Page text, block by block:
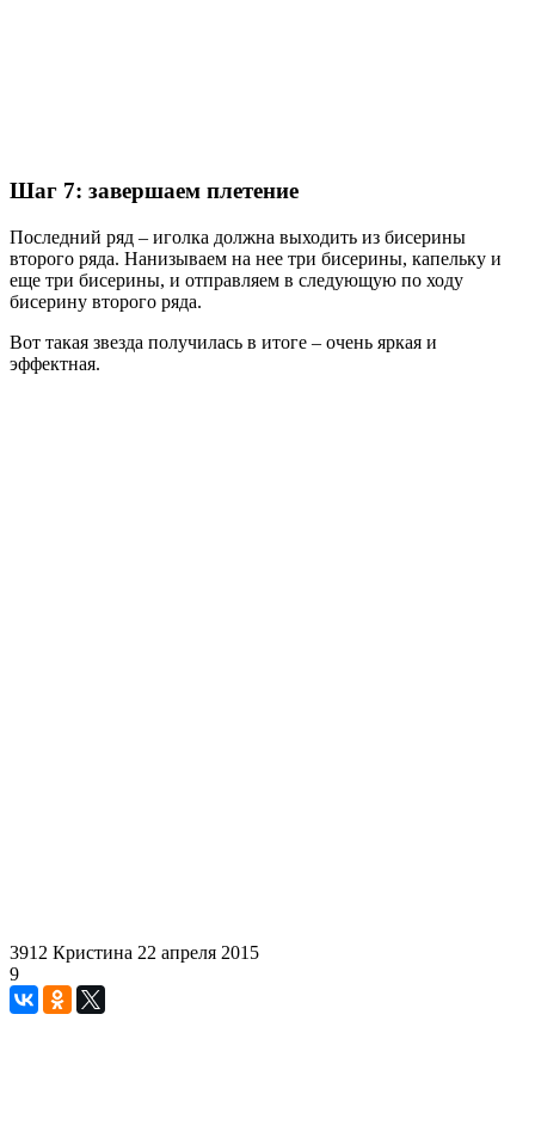
Шаг 7: завершаем плетение
Последний ряд – иголка должна выходить из бисерины
второго ряда. Нанизываем на нее три бисерины, капельку и
еще три бисерины, и отправляем в следующую по ходу
бисерину второго ряда.
Вот такая звезда получилась в итоге – очень яркая и
эффектная.
3912 Кристина 22 апреля 2015
9